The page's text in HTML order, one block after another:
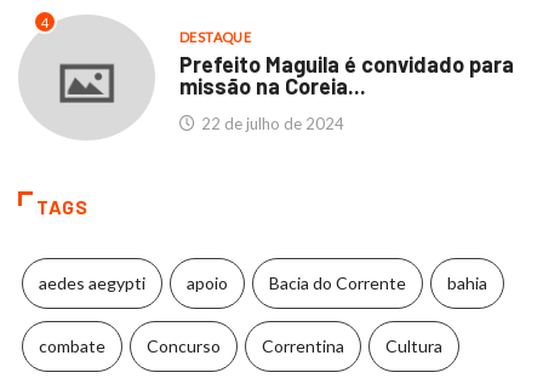
4
DESTAQUE
Prefeito Maguila é convidado para
missão na Coreia...
22 de julho de 2024
TAGS
aedes aegypti apoio Bacia do Corrente bahia
combate Concurso Correntina Cultura